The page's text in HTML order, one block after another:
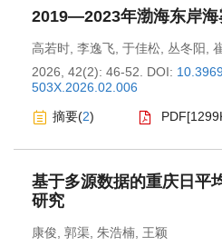
2019—2023年渤海东岸海
高若时 李逸飞 于佳松 丛冬阳
2026, 42(2): 46-52.
DOI:
503X.2026.02.006
摘要(2) PDF[
基于多源数据的重庆日平
研究
康俊 郭渠 朱浩楠 王颖